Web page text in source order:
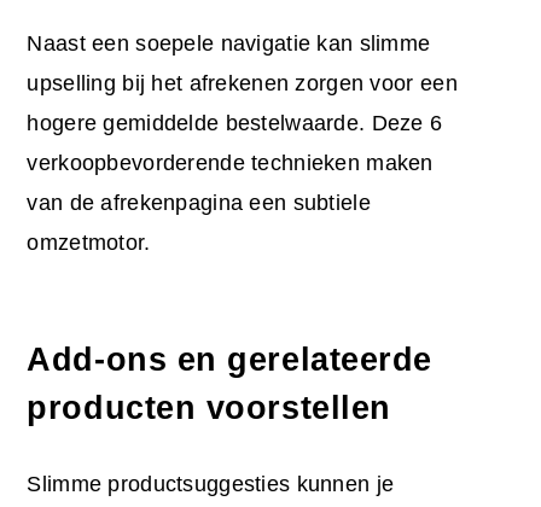
Naast een soepele navigatie kan slimme
upselling bij het afrekenen zorgen voor een
hogere gemiddelde bestelwaarde. Deze 6
verkoopbevorderende technieken maken
van de afrekenpagina een subtiele
omzetmotor.
Add-ons en gerelateerde
producten voorstellen
Slimme productsuggesties kunnen je